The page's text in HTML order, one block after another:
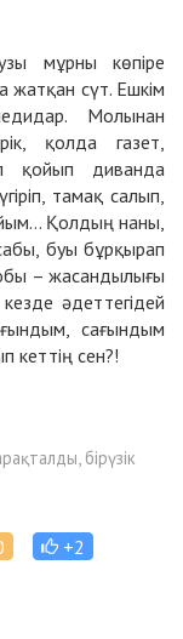
мұрны көпіре
жатқан сүт. Ешкім
Молынан
қолда газет,
қойып диванда
тамақ салып,
Қолдың наны,
буы бұрқырап
– жасандылығы
әдеттегідей
сағындым
кеттің сен?!
бірүзік
+2